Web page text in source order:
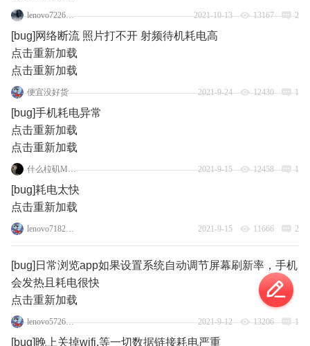
lenovo72264073 2021-10-13 13167 2
[bug]网络断流 照片打不开 射频待机耗电高
点击重新加载
点击重新加载
便宜没好货 2021-9-24 12430 1
[bug]手机耗电异常
点击重新加载
点击重新加载
什么柆矶Moto 2021-9-15 12458 1
[bug]耗电太快
点击重新加载
lenovo71829684 2021-9-15 11666 2
[bug]日常浏览app如果设置系统自动调节屏幕刷新率，手机
会发热且耗电很快
点击重新加载
lenovo57265241 2021-9-12 13206 1
[bug]晚上关掉wifi,等一切数据链接耗电严重